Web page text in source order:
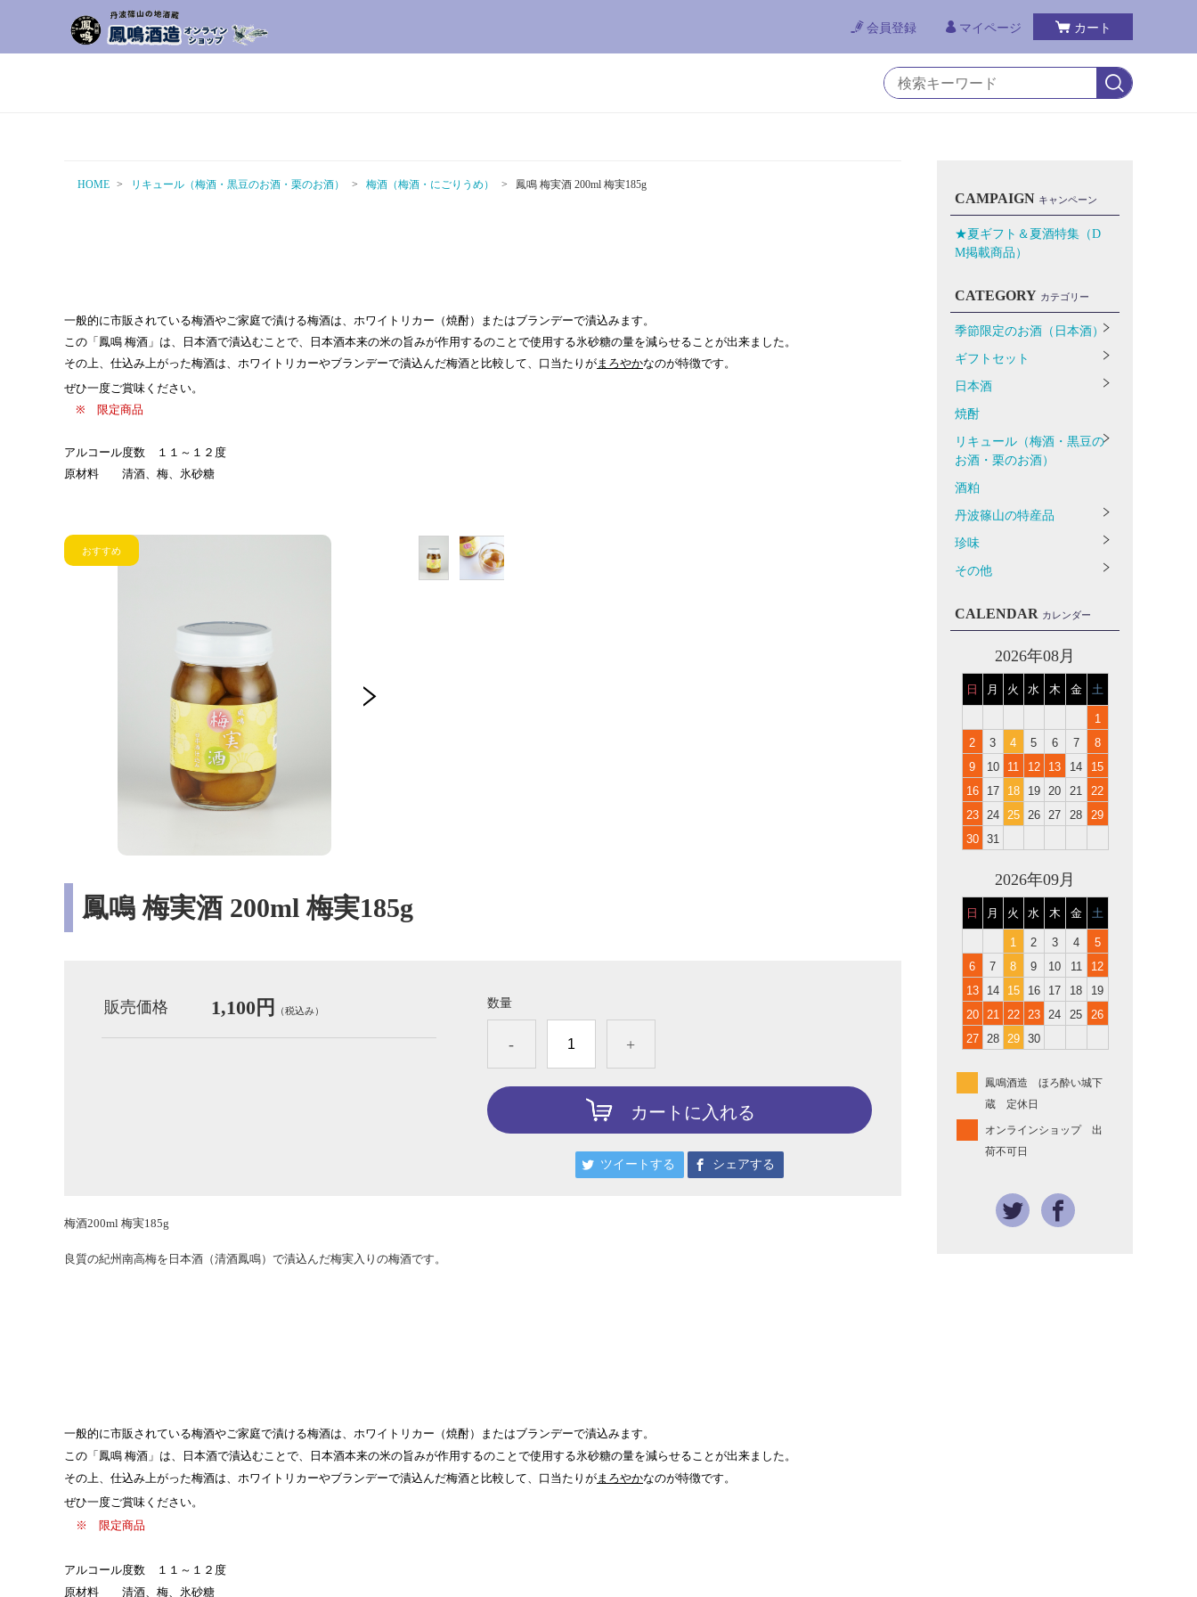
会員登録 マイページ カート
HOME リキュール（梅酒・黒豆のお酒・栗のお酒） 梅酒（梅酒・にごりうめ） 鳳鳴 梅実酒 200ml 梅実185g
一般的に市販されている梅酒やご家庭で漬ける梅酒は、ホワイトリカー（焼酎）またはブランデーで漬込みます。
この「鳳鳴 梅酒」は、日本酒で漬込むことで、日本酒本来の米の旨みが作用するのことで使用する氷砂糖の量を減らせることが出来ました。
その上、仕込み上がった梅酒は、ホワイトリカーやブランデーで漬込んだ梅酒と比較して、口当たりがまろやかなのが特徴です。
ぜひ一度ご賞味ください。
※ 限定商品
アルコール度数 １１～１２度
原材料 清酒、梅、氷砂糖
鳳鳴 梅実酒 200ml 梅実185g
販売価格 1,100円 （税込み）
数量
- +
カートに入れる
ツイートする シェアする
梅酒200ml 梅実185g
良質の紀州南高梅を日本酒（清酒鳳鳴）で漬込んだ梅実入りの梅酒です。
一般的に市販されている梅酒やご家庭で漬ける梅酒は、ホワイトリカー（焼酎）またはブランデーで漬込みます。
この「鳳鳴 梅酒」は、日本酒で漬込むことで、日本酒本来の米の旨みが作用するのことで使用する氷砂糖の量を減らせることが出来ました。
その上、仕込み上がった梅酒は、ホワイトリカーやブランデーで漬込んだ梅酒と比較して、口当たりがまろやかなのが特徴です。
ぜひ一度ご賞味ください。
※ 限定商品
アルコール度数 １１～１２度
原材料 清酒、梅、氷砂糖
CAMPAIGN キャンペーン
★夏ギフト＆夏酒特集（D
M掲載商品）
CATEGORY カテゴリー
季節限定のお酒（日本酒）
ギフトセット
日本酒
焼酎
リキュール（梅酒・黒豆の
お酒・栗のお酒）
酒粕
丹波篠山の特産品
珍味
その他
CALENDAR カレンダー
2026年08月
日 月 火 水 木 金 土
1
2
3 4 5 6 7
8
9
10 11 12 13 14
15
16
17 18 19 20 21
22
23
24 25 26 27 28
29
30
31
2026年09月
日 月 火 水 木 金 土
1 2 3 4
5
6
7 8 9 10 11
12
13
14 15 16 17 18
19
20
21 22 23 24 25
26
27
28 29 30
鳳鳴酒造 ほろ酔い城下
蔵 定休日
オンラインショップ 出
荷不可日